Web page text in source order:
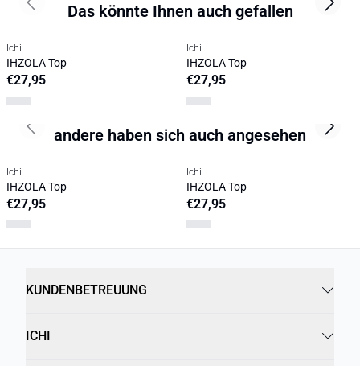
Das könnte Ihnen auch gefallen
Ichi
IHZOLA Top
€27,95
Ichi
IHZOLA Top
€27,95
Previous slide Next
andere haben sich auch angesehen
Ichi
IHZOLA Top
€27,95
Ichi
IHZOLA Top
€27,95
Previous slide Next
KUNDENBETREUUNG
ICHI